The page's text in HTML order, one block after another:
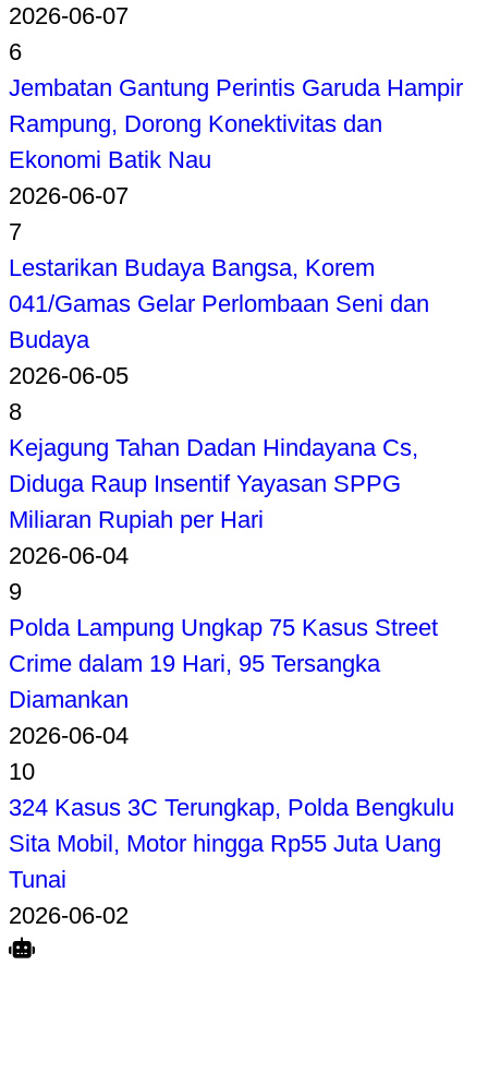
2026-06-07
6
Jembatan Gantung Perintis Garuda Hampir
Rampung, Dorong Konektivitas dan
Ekonomi Batik Nau
2026-06-07
7
Lestarikan Budaya Bangsa, Korem
041/Gamas Gelar Perlombaan Seni dan
Budaya
2026-06-05
8
Kejagung Tahan Dadan Hindayana Cs,
Diduga Raup Insentif Yayasan SPPG
Miliaran Rupiah per Hari
2026-06-04
9
Polda Lampung Ungkap 75 Kasus Street
Crime dalam 19 Hari, 95 Tersangka
Diamankan
2026-06-04
10
324 Kasus 3C Terungkap, Polda Bengkulu
Sita Mobil, Motor hingga Rp55 Juta Uang
Tunai
2026-06-02